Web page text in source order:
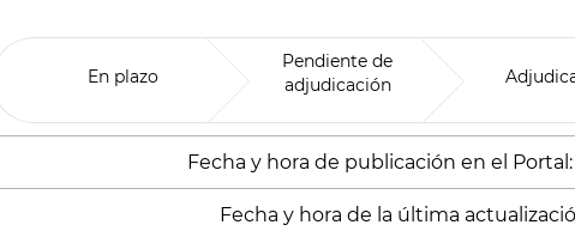
En plazo
Pendiente de
adjudicación
Fecha y hora de publicación en el
Fecha y hora de la última